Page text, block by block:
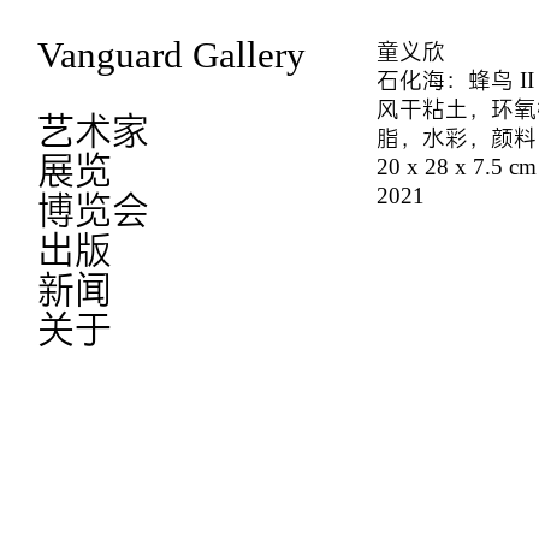
Vanguard Gallery
艺术家
展览
博览会
出版
新闻
关于
童义欣
石化海：蜂鸟 II
风干粘土，环
脂，水彩，颜料
20 x 28 x 7.5 cm
2021